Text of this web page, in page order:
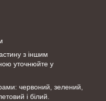
з іншим
уточнюйте у
червоний, зелений,
і білий.